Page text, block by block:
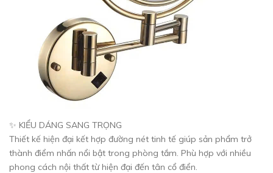
✨ KIỂU DÁNG SANG TRỌNG
Thiết kế hiện đại kết hợp đường nét tinh tế giúp sản phẩm trở
thành điểm nhấn nổi bật trong phòng tắm. Phù hợp với nhiều
phong cách nội thất từ hiện đại đến tân cổ điển.